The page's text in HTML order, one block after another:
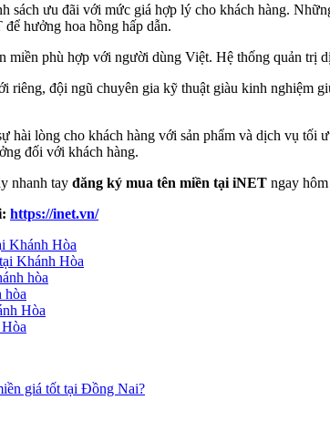
sách ưu đãi với mức giá hợp lý cho khách hàng.
hưởng hoa hồng hấp dẫn.
miền phù hợp với người dùng Việt. Hệ thống quản trị
riêng, đội ngũ chuyên gia kỹ thuật giàu kinh nghiệm
hài lòng cho khách hàng với sản phẩm và dịch vụ
đối với khách hàng.
nhanh tay đăng ký mua tên miền tại iNET ngay
https://inet.vn/
Khánh Hòa
Khánh Hòa
hòa
hòa
Hòa
giá tốt tại Đồng Nai?